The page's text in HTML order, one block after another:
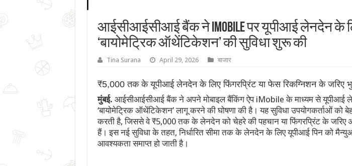
आईसीआईसीआई बैंक ने iMobile पर यूपीआई लेनदेन के
‘बायोमेट्रिक ऑथेंटिकेशन’ की सुविधा शुरू की
Tina Surana April 29, 2026 बाजार
₹5,000 तक के यूपीआई लेनदेन के लिए फिंगरप्रिंट या फेस रिकग्निशन के जरिए
मुंबई. आईसीआईसीआई बैंक ने अपने मोबाइल बैंकिंग ऐप iMobile के माध्यम से यूपीआई
‘बायोमेट्रिक ऑथेंटिकेशन’ लागू करने की घोषणा की है। यह सुविधा उपयोगकर्ताओं को
करती है, जिससे वे ₹5,000 तक के लेनदेन को चेहरे की पहचान या फिंगरप्रिंट के
हैं। इस नई सुविधा के तहत, निर्धारित सीमा तक के लेनदेन के लिए यूपीआई पिन को
आवश्यकता समाप्त हो जाती है।